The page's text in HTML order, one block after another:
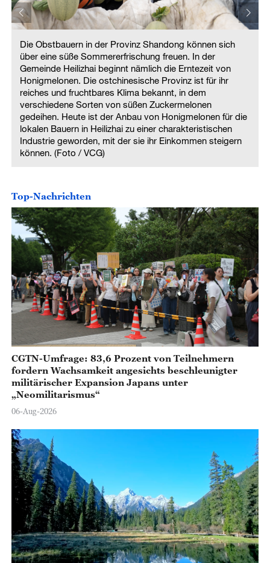
Die Obstbauern in der Provinz Shandong können sich
über eine süße Sommererfrischung freuen. In der
Gemeinde Heilizhai beginnt nämlich die Erntezeit von
Honigmelonen. Die ostchinesische Provinz ist für ihr
reiches und fruchtbares Klima bekannt, in dem
verschiedene Sorten von süßen Zuckermelonen
gedeihen. Heute ist der Anbau von Honigmelonen für die
lokalen Bauern in Heilizhai zu einer charakteristischen
Industrie geworden, mit der sie ihr Einkommen steigern
können. (Foto / VCG)
Top-Nachrichten
CGTN-Umfrage: 83,6 Prozent von Teilnehmern
fordern Wachsamkeit angesichts beschleunigter
militärischer Expansion Japans unter
„Neomilitarismus“
06-Aug-2026